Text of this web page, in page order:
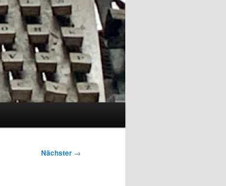
Nächster →